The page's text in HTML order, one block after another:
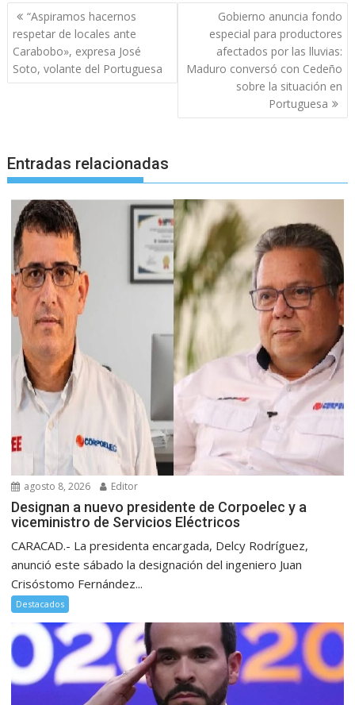
Navegación
de
entradas
“Aspiramos hacernos
respetar de locales ante
Carabobo», expresa José
Soto, volante del Portuguesa
Gobierno anuncia fondo
especial para productores
afectados por las lluvias:
Maduro conversó con Cedeño
sobre la situación en
Portuguesa
Entradas relacionadas
agosto 8, 2026 Editor
Designan a nuevo presidente de Corpoelec y a
viceministro de Servicios Eléctricos
CARACAD.- La presidenta encargada, Delcy Rodríguez,
anunció este sábado la designación del ingeniero Juan
Crisóstomo Fernández...
Destacados